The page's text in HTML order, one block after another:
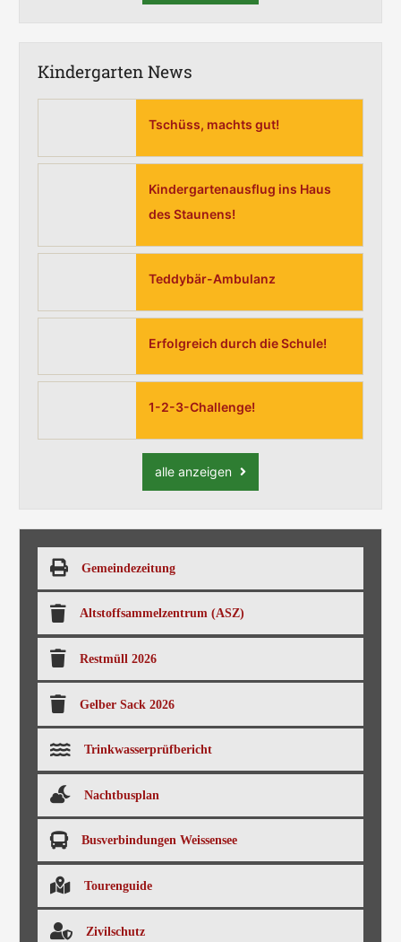
Kindergarten News
Tschüss, machts gut!
Kindergartenausflug ins Haus
des Staunens!
Teddybär-Ambulanz
Erfolgreich durch die Schule!
1-2-3-Challenge!
alle anzeigen
Gemeindezeitung
Altstoffsammelzentrum (ASZ)
Restmüll 2026
Gelber Sack 2026
Trinkwasserprüfbericht
Nachtbusplan
Busverbindungen Weissensee
Tourenguide
Zivilschutz